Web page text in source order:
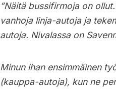
”Näitä bussifirmoja on
vanhoja linja-autoja ja
autoja. Nivalassa on
Minun ihan ensimmäinen
(kauppa-autoja), kun ne